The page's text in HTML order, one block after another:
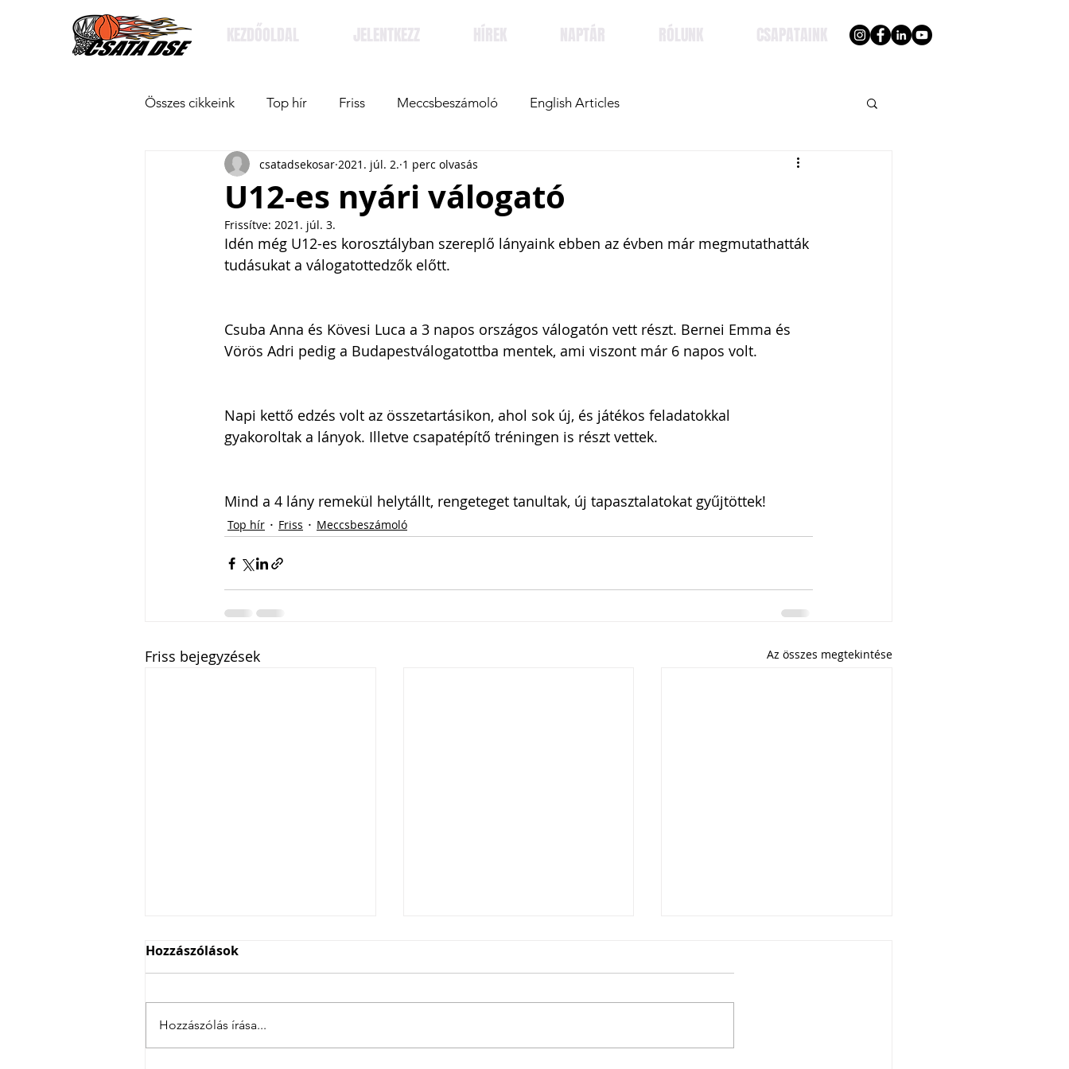
KEZDŐOLDAL JELENTKEZZ HÍREK NAPTÁR RÓLUNK CSAPATAINK
Összes cikkeink Top hír Friss Meccsbeszámoló English Articles
U12-es nyári válogató
csatadsekosar 2021. júl. 2. 1 perc olvasás
Frissítve: 2021. júl. 3.
Idén még U12-es korosztályban szereplő lányaink ebben az évben már megmutathatták
tudásukat a válogatottedzők előtt.
Csuba Anna és Kövesi Luca a 3 napos országos válogatón vett részt. Bernei Emma és
Vörös Adri pedig a Budapestválogatottba mentek, ami viszont már 6 napos volt.
Napi kettő edzés volt az összetartásikon, ahol sok új, és játékos feladatokkal
gyakoroltak a lányok. Illetve csapatépítő tréningen is részt vettek.
Mind a 4 lány remekül helytállt, rengeteget tanultak, új tapasztalatokat gyűjtöttek!
Top hír Friss Meccsbeszámoló
Friss bejegyzések Az összes megtekintése
4 csatás Szlovéniában
Hozzászólások
Hozzászólás írása...